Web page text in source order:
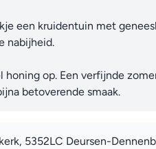
een kruidentuin met
nabijheid.
op. Een verfijnde
betoverende smaak.
5352LC Deursen-